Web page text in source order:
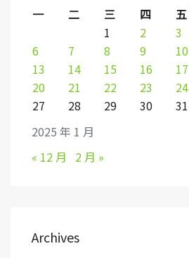
2025 年 1 月
一 二 三 四 五
1
2 3
6
7 8 9 10
13
14 15 16 17
20
21 22 23 24
27
28 29 30 31
« 12 月 2 月 »
Archives